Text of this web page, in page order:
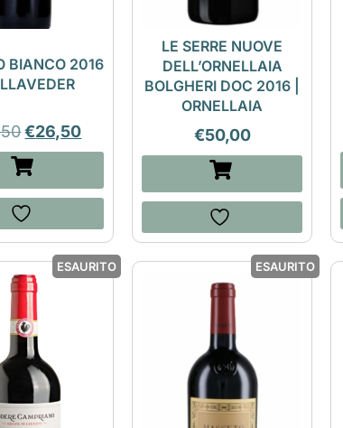
BIANCO 2016
€26,50
LE SERRE NUOVE
DELL’ORNELLAIA
BOLGHERI DOC 2016 |
ORNELLAIA
€50,00
ESAURITO ESAURITO